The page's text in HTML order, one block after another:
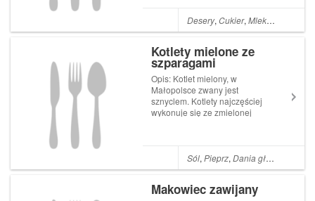
i bogatym źródłem witaminy
C, potasu, magnezu i
Desery,Cukier,Mleko ,
Kotlety mielone ze
szparagami
Opis: Kotlet mielony, w
Małopolsce zwany jest
sznyclem. Kotlety najczęściej
wykonuje się ze zmielonej
podać w wersji klasycznej: z
tłuczonymi ziemniakami i
Sól,Pieprz,Dania główne
Makowiec zawijany